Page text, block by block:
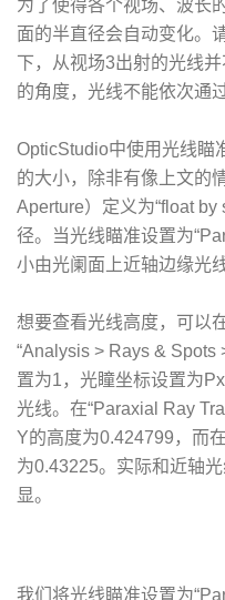
为了使得各个视场、波长
面的半直径会自动变化。
下，从视场3出射的光线
的角度，光线不能依次通
OpticStudio中使用光线瞄
的大小，除非有像上文的
Aperture）定义为“float
径。当光线瞄准设置为
小由光阑面上近轴边缘光
想要查看光线高度，可以
“Analysis > Rays & Spots
置为1，光瞳坐标设置为
光线。在“Paraxial Ray
Y的高度为0.424799，而
为0.43225。实际和近轴
显。
我们将光线瞄准设置为